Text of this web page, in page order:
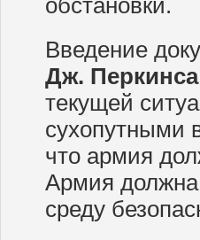
обстановки.
Введение
Дж. Перкинса
текущей
сухопутными
что армия
Армия
среду